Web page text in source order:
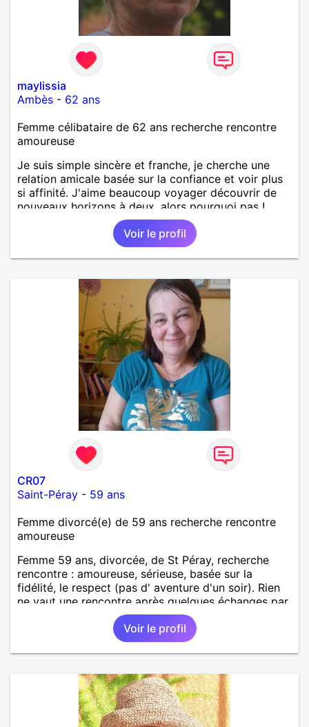
maylissia
Ambès - 62 ans
Femme célibataire de 62 ans recherche rencontre
amoureuse
Je suis simple sincère et franche, je cherche une
relation amicale basée sur la confiance et voir plus
si affinité. J'aime beaucoup voyager découvrir de
nouveaux horizons à deux, alors pourquoi pas !
Voir le profil
CR07
Saint-Péray - 59 ans
Femme divorcé(e) de 59 ans recherche rencontre
amoureuse
Femme 59 ans, divorcée, de St Péray, recherche
rencontre : amoureuse, sérieuse, basée sur la
fidélité, le respect (pas d' aventure d'un soir). Rien
ne vaut une rencontre après quelques échanges par
messages pour savoir si il y a un feeling entre les
deux et le désir de se revoir. Au plaisir de se
Voir le profil